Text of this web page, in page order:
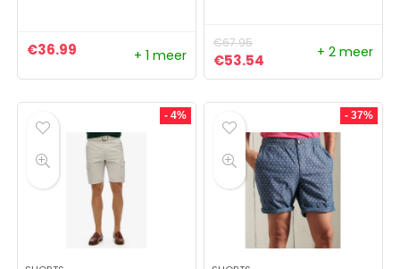
€36.99 + 1 meer
€67.95
Oorspronkelijke prijs was:
€53.54 Huidige prijs is:
+ 2 meer
- 4% - 37%